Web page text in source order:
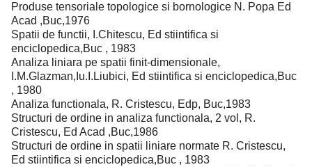
Produse tensoriale topologice si bornologice N. Popa Ed
Acad ,Buc,1976
Spatii de functii, I.Chitescu, Ed stiintifica si
enciclopedica,Buc , 1983
Analiza liniara pe spatii finit-dimensionale,
I.M.Glazman,Iu.I.Liubici, Ed stiintifica si enciclopedica,Buc
, 1980
Analiza functionala, R. Cristescu, Edp, Buc,1983
Structuri de ordine in analiza functionala, 2 vol, R.
Cristescu, Ed Acad ,Buc,1986
Structuri de ordine in spatii liniare normate R. Cristescu,
Ed stiintifica si enciclopedica,Buc , 1983